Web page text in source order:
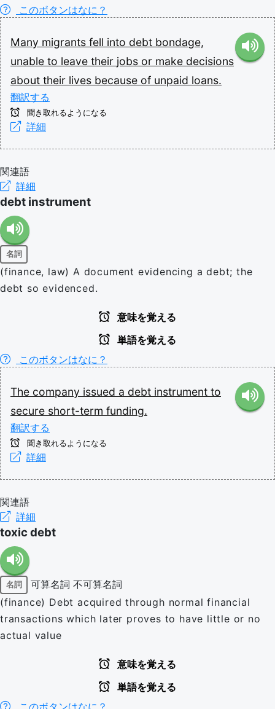
このボタンはなに？
Many migrants fell into debt bondage,
unable to leave their jobs or make decisions
about their lives because of unpaid loans.
翻訳する
聞き取れるようになる
詳細
関連語
詳細
debt instrument
名詞
(finance, law) A document evidencing a debt; the
debt so evidenced.
意味を覚える
単語を覚える
このボタンはなに？
The company issued a debt instrument to
secure short-term funding.
翻訳する
聞き取れるようになる
詳細
関連語
詳細
toxic debt
名詞 可算名詞 不可算名詞
(finance) Debt acquired through normal financial
transactions which later proves to have little or no
actual value
意味を覚える
単語を覚える
このボタンはなに？